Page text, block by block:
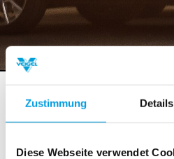
Zustimmung Details
Diese Webseite verwendet
Serbian Partner,
Gold Award at
2. April 2017: